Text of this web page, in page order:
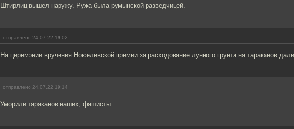
Штирлиц вышел наружу. Ружа была румынской разведчицей.
отправлено 24.07.22 19:02
На церемонии вручения Ноюелевской премии за расходование лунного грунта на тараканов
отправлено 24.07.22 19:14
Уморили тараканов наших, фашисты.